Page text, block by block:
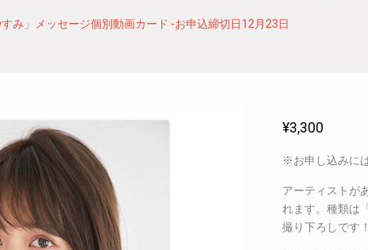
み」メッセージ個別動画カード -お申込締切日12月23日
¥3,300
※お申し込みに
アーティスト
れます。種類は
撮り下ろしです！